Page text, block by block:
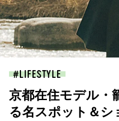
LIFESTYLE
京都在住モデル・
る名スポット＆シ